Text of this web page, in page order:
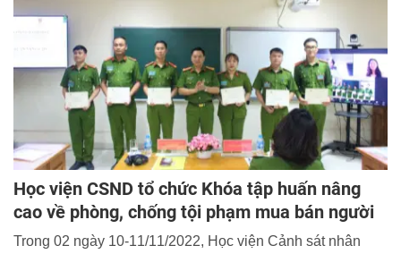
Học viện CSND tổ chức Khóa tập huấn nâng
cao về phòng, chống tội phạm mua bán người
Trong 02 ngày 10-11/11/2022, Học viện Cảnh sát nhân